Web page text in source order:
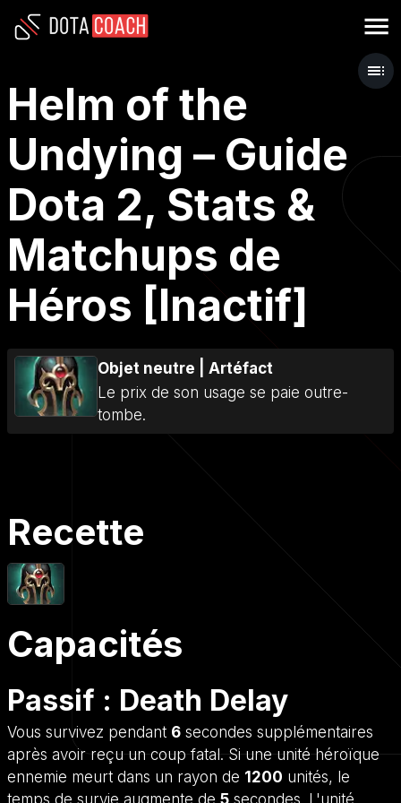
Helm of the
Undying – Guide
Dota 2, Stats &
Matchups de
Héros [Inactif]
Objet neutre
Artéfact
Le prix de son usage se paie outre-
tombe.
Recette
Capacités
Passif : Death Delay
Vous survivez pendant 6 secondes supplémentaires
après avoir reçu un coup fatal. Si une unité héroïque
ennemie meurt dans un rayon de 1200 unités, le